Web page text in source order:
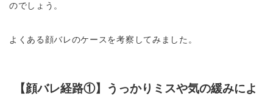
のでしょう。
よくある顔バレのケースを考察してみました。
【顔バレ経路①】
うっかりミスや気の緩みによ